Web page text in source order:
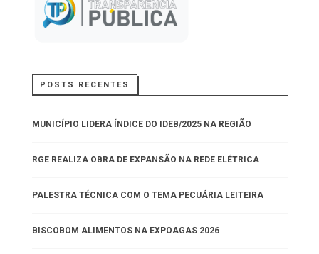
POSTS RECENTES
MUNICÍPIO LIDERA ÍNDICE DO IDEB/2025 NA REGIÃO
RGE REALIZA OBRA DE EXPANSÃO NA REDE ELÉTRICA
PALESTRA TÉCNICA COM O TEMA PECUÁRIA LEITEIRA
BISCOBOM ALIMENTOS NA EXPOAGAS 2026